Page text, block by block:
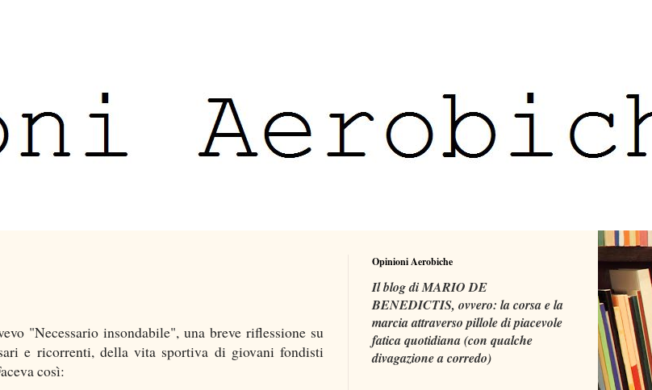
"Necessario insondabile", una breve riflessione su
e ricorrenti, della vita sportiva di giovani fondisti
così:
Opinioni Aerobiche
Il blog di MARIO DE
BENEDICTIS, ovvero: la corsa e la
marcia attraverso pillole di piacevole
fatica quotidiana (con qualche
divagazione a corredo)